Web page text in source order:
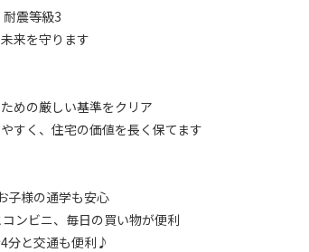
震等級3
来を守ります
めの厳しい基準をクリア
すく、住宅の価値を⾧く保てます
子様の通学も安心
ンビニ、毎日の買い物が便利
分と交通も便利♪